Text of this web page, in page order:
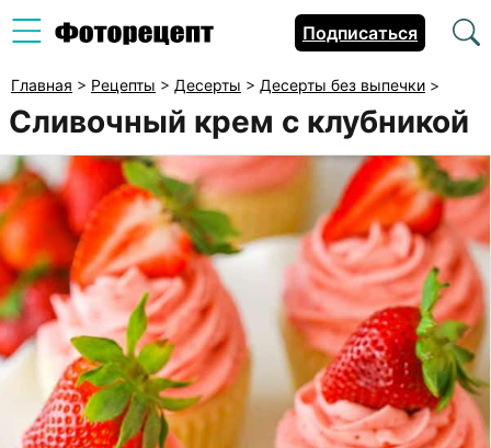
Подписаться
Главная > Рецепты > Десерты > Десерты без выпечки >
Сливочный крем с клубникой